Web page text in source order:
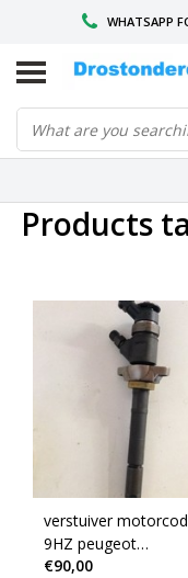
WHATSAPP
VOOR 16.00
Products
verstuiver
9HZ peugeot
0445110297(1980CV)
€90,00